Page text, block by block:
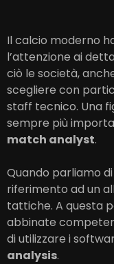
Il calcio moderno
l’attenzione ai
ciò le società,
scegliere con
staff tecnico. Una
sempre più
match analyst.
Quando parliamo di
riferimento ad un
tattiche. A questa
abbinate
di utilizzare i
analysis.